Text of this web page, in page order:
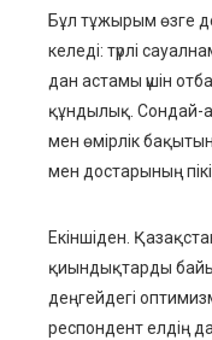
Бұл тұжырым өзге
келеді: түрлі
дан астамы үшін
құндылық. Сондай-
мен өмірлік
мен достарының
Екіншіден.
қиындықтарды
деңгейдегі
респондент елдің